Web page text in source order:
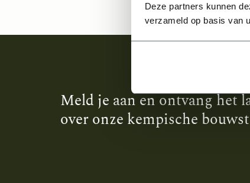
Deze partners kunnen
verzameld op basis van
Meld je aan en ontvang het
over onze kempische